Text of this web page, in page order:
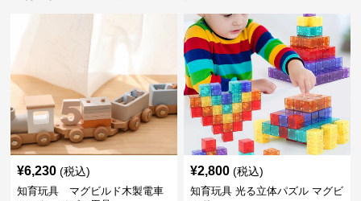
¥6,230 (税込)
知育玩具 マグビルド木製電車
¥2,800 (税込)
知育玩具 光る立体パズル マグビ